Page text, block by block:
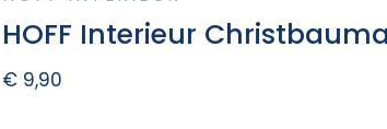
HOFF Interieur
€ 9,90